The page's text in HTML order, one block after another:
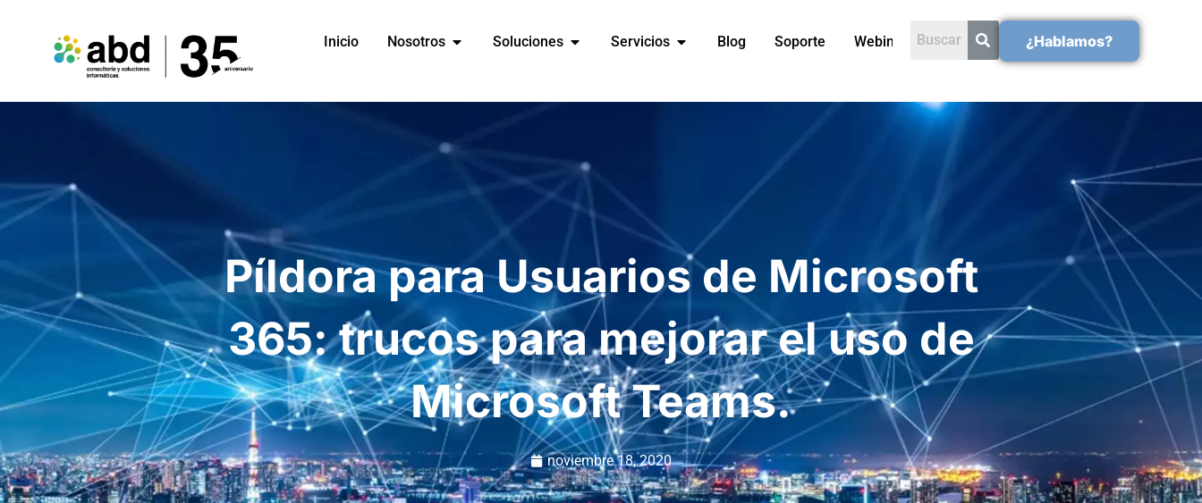
Inicio Nosotros Soluciones Servicios Blog Soporte Webinars ¿Hablamos?
Píldora para Usuarios de Microsoft
365: trucos para mejorar el uso de
Microsoft Teams.
noviembre 18, 2020